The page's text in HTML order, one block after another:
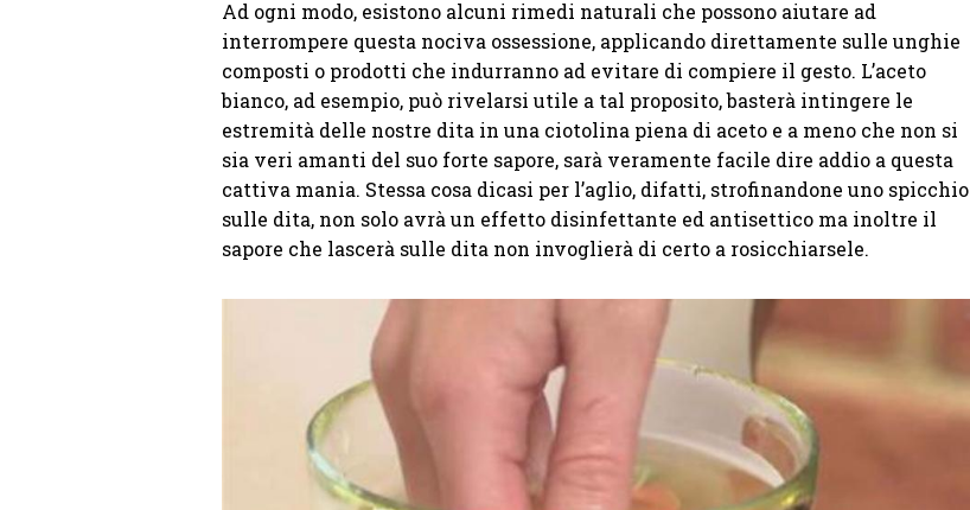
Ad ogni modo, esistono alcuni rimedi naturali che possono aiutare ad
interrompere questa nociva ossessione, applicando direttamente sulle unghie
composti o prodotti che indurranno ad evitare di compiere il gesto. L’aceto
bianco, ad esempio, può rivelarsi utile a tal proposito, basterà intingere le
estremità delle nostre dita in una ciotolina piena di aceto e a meno che non si
sia veri amanti del suo forte sapore, sarà veramente facile dire addio a questa
cattiva mania. Stessa cosa dicasi per l’aglio, difatti, strofinandone uno spicchio
sulle dita, non solo avrà un effetto disinfettante ed antisettico ma inoltre il
sapore che lascerà sulle dita non invoglierà di certo a rosicchiarsele.